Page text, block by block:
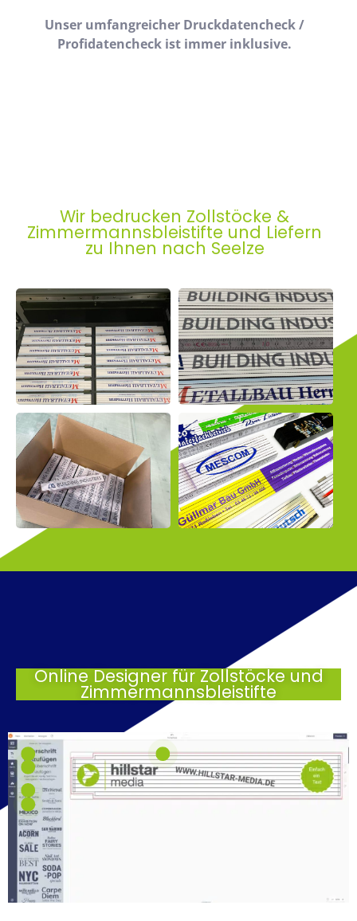
Unser umfangreicher Druckdatencheck /
Profidatencheck ist immer inklusive.
Wir bedrucken Zollstöcke &
Zimmermannsbleistifte und Liefern
zu Ihnen nach Seelze
Online Designer für Zollstöcke und
Zimmermannsbleistifte